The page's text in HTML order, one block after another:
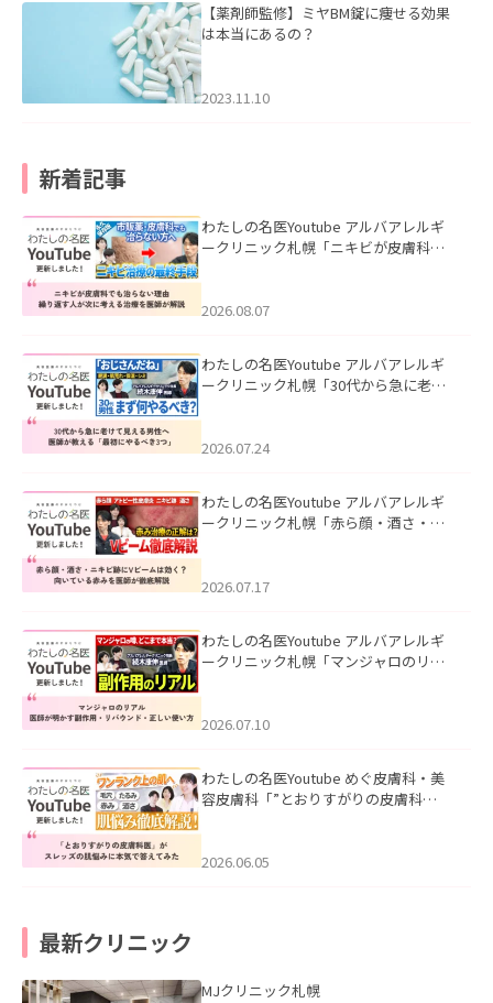
【薬剤師監修】ミヤBM錠に痩せる効果
は本当にあるの？
2023.11.10
新着記事
わたしの名医Youtube アルバアレルギ
ークリニック札幌「ニキビが皮膚科で
ました。
2026.08.07
わたしの名医Youtube アルバアレルギ
ークリニック札幌「30代から急に老け
た。
2026.07.24
わたしの名医Youtube アルバアレルギ
ークリニック札幌「赤ら顔・酒さ・ニ
した。
2026.07.17
わたしの名医Youtube アルバアレルギ
ークリニック札幌「マンジャロのリア
た。
2026.07.10
わたしの名医Youtube めぐ皮膚科・美
容皮膚科「”とおりすがりの皮膚科
2026.06.05
最新クリニック
MJクリニック札幌